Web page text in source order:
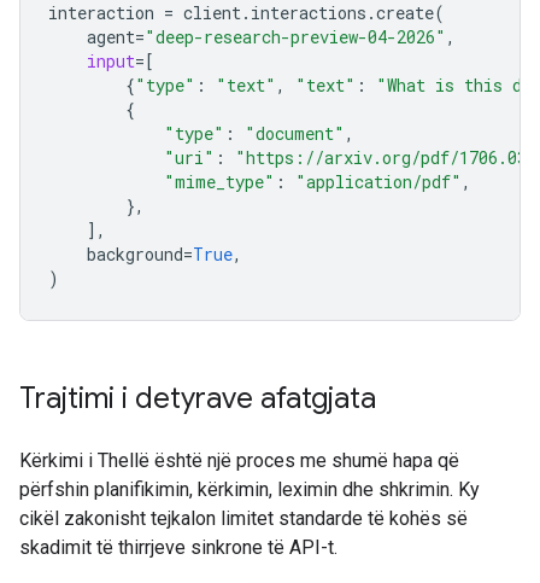
interaction = client. interactions .create(
agent="deep-research-preview-04-2026" ,
input=[
{"type" : "text" , "text" :
"What is this
{
"type" : "document" ,
"uri" :
"https://arxiv.org/pdf/
"mime_type" : "application/pdf" ,
},
],
background=True,
)
Trajtimi i detyrave afatgjata
Kërkimi i Thellë është një proces me shumë hapa që
përfshin planifikimin, kërkimin, leximin dhe shkrimin. Ky
cikël zakonisht tejkalon limitet standarde të kohës së
skadimit të thirrjeve sinkrone të API-t.